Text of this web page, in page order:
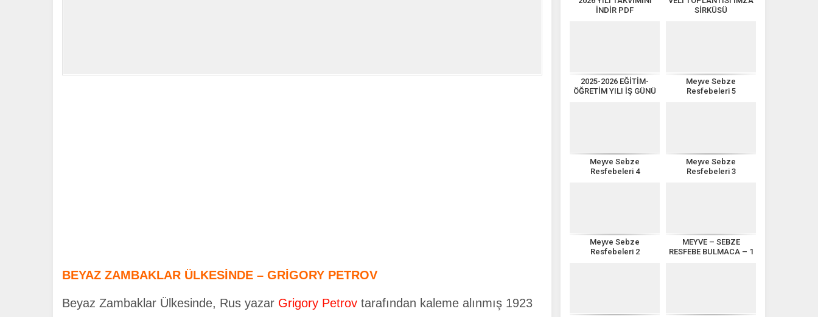
BEYAZ ZAMBAKLAR ÜLKESİNDE – GRİGORY PETROV
Beyaz Zambaklar Ülkesinde, Rus yazar Grigory Petrov tarafından kaleme alınmış 1923
İNDİR PDF
SİRKÜSÜ
2025-2026 EĞİTİM-
ÖĞRETİM YILI İŞ GÜNÜ
Meyve Sebze
Resfebeleri 5
Meyve Sebze
Resfebeleri 4
Meyve Sebze
Resfebeleri 3
Meyve Sebze
Resfebeleri 2
MEYVE – SEBZE
RESFEBE BULMACA – 1